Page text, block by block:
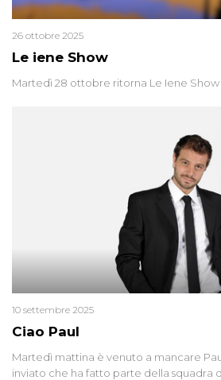
Le iene Show
26 ottobre 2025
Martedì 28 ottobre ritorna Le Iene Show
Ciao Paul
10 settembre 2025
Martedì mattina è venuto a mancare
inviato che ha fatto parte della squadra